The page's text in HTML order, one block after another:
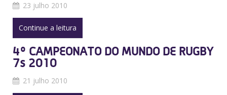
23 julho 2010
Continue a leitura
4º CAMPEONATO DO MUNDO DE RUGBY
7s 2010
21 julho 2010